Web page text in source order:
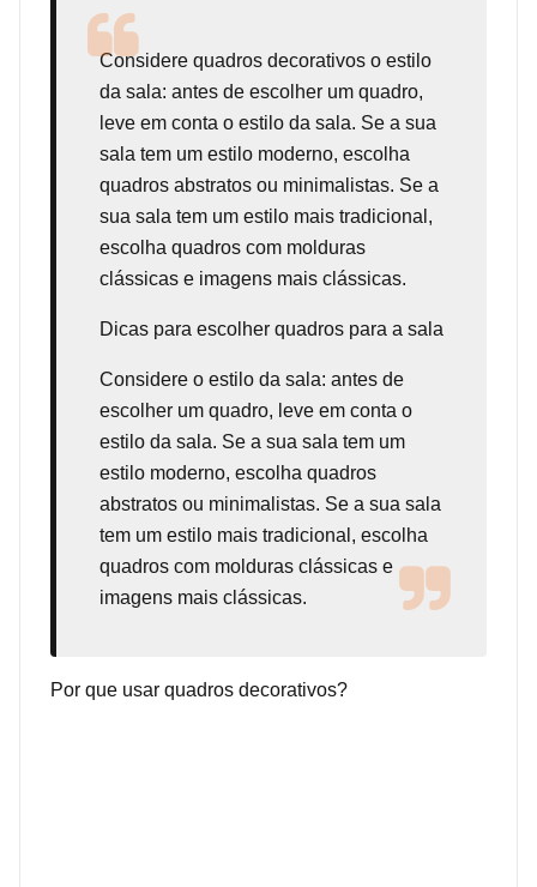
Considere quadros decorativos o estilo
da sala: antes de escolher um quadro,
leve em conta o estilo da sala. Se a sua
sala tem um estilo moderno, escolha
quadros abstratos ou minimalistas. Se a
sua sala tem um estilo mais tradicional,
escolha quadros com molduras
clássicas e imagens mais clássicas.
Dicas para escolher quadros para a sala
Considere o estilo da sala: antes de
escolher um quadro, leve em conta o
estilo da sala. Se a sua sala tem um
estilo moderno, escolha quadros
abstratos ou minimalistas. Se a sua sala
tem um estilo mais tradicional, escolha
quadros com molduras clássicas e
imagens mais clássicas.
Por que usar quadros decorativos?